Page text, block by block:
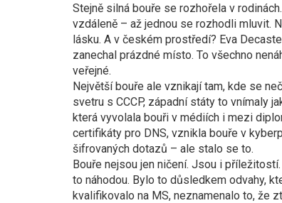
Stejně silná bouře se rozhořela v
vzdáleně – až jednou se rozhodli mluvit.
lásku. A v českém prostředí? Eva
zanechal prázdné místo. To všechno
veřejné.
Největší bouře ale vznikají tam, kde se
svetru s CCCP, západní státy to vnímaly
která vyvolala bouři v médiích i mezi
certifikáty pro DNS, vznikla bouře v
šifrovaných dotazů – ale stalo se to.
Bouře nejsou jen ničení. Jsou i
to náhodou. Bylo to důsledkem odvahy,
kvalifikovalo na MS, neznamenalo to, že